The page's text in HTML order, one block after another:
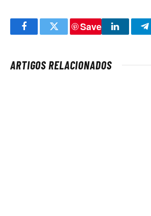
FacebookTwitter
Save
LinkedIn
ARTIGOS RELACIONADOS